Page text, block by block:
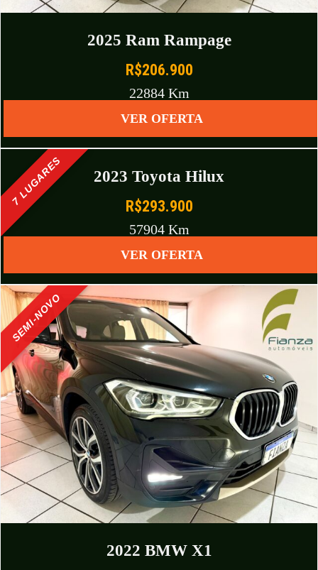
2025 Ram Rampage
R$206.900
22884 Km
VER OFERTA
7 LUGARES
2023 Toyota Hilux
R$293.900
57904 Km
VER OFERTA
SEMI-NOVO
2022 BMW X1